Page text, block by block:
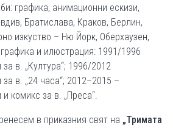
графика, анимационни ескизи,
Братислава, Краков, Берлин,
изкуство – Ню Йорк, Оберхаузен,
и илюстрация: 1991/1996
в. „Култура“; 1996/2012
в. „24 часа“; 2012–2015 –
комикс за в. „Преса“.
в приказния свят на „Тримата